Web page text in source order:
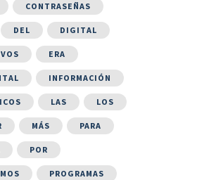
CONTRASEÑAS
DEL DIGITAL
ERA
INFORMACIÓN
LAS LOS
MÁS PARA
POR
PROGRAMAS